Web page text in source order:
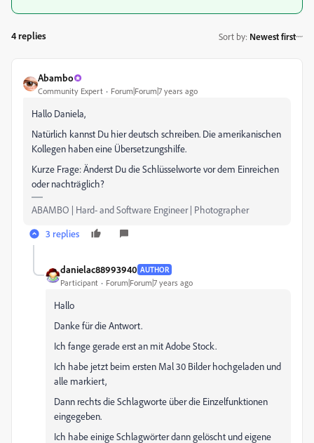
4 replies Sort by: Newest first
Abambo
Community Expert Forum|Forum|7 years ago
Hallo Daniela,
Natürlich kannst Du hier deutsch schreiben. Die amerikanischen
Kollegen haben eine Übersetzungshilfe.
Kurze Frage: Änderst Du die Schlüsselworte vor dem Einreichen
oder nachträglich?
ABAMBO | Hard- and Software Engineer | Photographer
3 replies
danielac88993940 AUTHOR
Participant Forum|Forum|7 years ago
Hallo
Danke für die Antwort.
Ich fange gerade erst an mit Adobe Stock.
Ich habe jetzt beim ersten Mal 30 Bilder hochgeladen und
alle markiert,
Dann rechts die Schlagworte über die Einzelfunktionen
eingegeben.
Ich habe einige Schlagwörter dann gelöscht und eigene